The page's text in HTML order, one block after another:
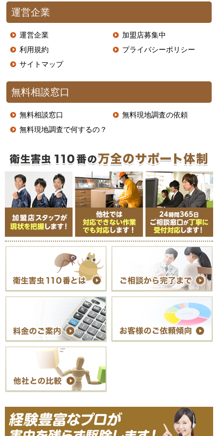
運営企業
運営企業
加盟店募集中
利用規約
プライバシーポリシー
サイトマップ
無料相談窓口
無料相談窓口
無料現地調査の依頼
無料現地調査で何するの？